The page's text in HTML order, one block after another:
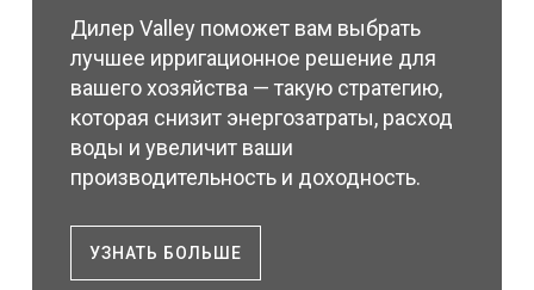
Дилер Valley поможет вам выбрать
лучшее ирригационное решение для
вашего хозяйства — такую стратегию,
которая снизит энергозатраты, расход
воды и увеличит ваши
производительность и доходность.
УЗНАТЬ БОЛЬШЕ